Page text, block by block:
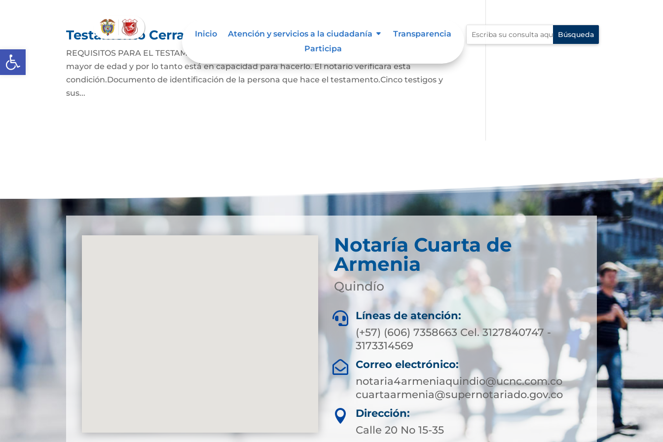
Abrir barra de herramientas
Inicio Atención y servicios a la ciudadanía
Transparencia
Participa
Testamento Cerrado
REQUISITOS PARA EL TESTAMENTO CERRADO: La persona que hace este testamento debe ser
mayor de edad y por lo tanto está en capacidad para hacerlo. El notario verificara esta
condición.Documento de identificación de la persona que hace el testamento.Cinco testigos y
sus...
Notaría Cuarta de
Armenia
Quindío

Líneas de atención:
(+57) (606) 7358663 Cel. 3127840747 -
3173314569

Correo electrónico:
notaria4armeniaquindio@ucnc.com.co
cuartaarmenia@supernotariado.gov.co

Dirección:
Calle 20 No 15-35